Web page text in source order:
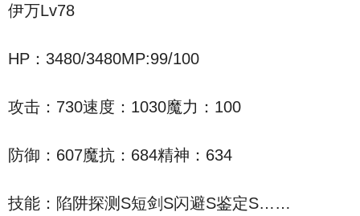
伊万Lv78
HP：3480/3480MP:99/100
攻击：730速度：1030魔力：100
防御：607魔抗：684精神：634
技能：陷阱探测S短剑S闪避S鉴定S……